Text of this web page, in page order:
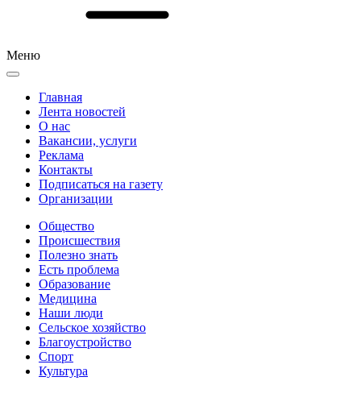
Меню
Главная
Лента новостей
О нас
Вакансии, услуги
Реклама
Контакты
Подписаться на газету
Организации
Общество
Происшествия
Полезно знать
Есть проблема
Образование
Медицина
Наши люди
Сельское хозяйство
Благоустройство
Спорт
Культура